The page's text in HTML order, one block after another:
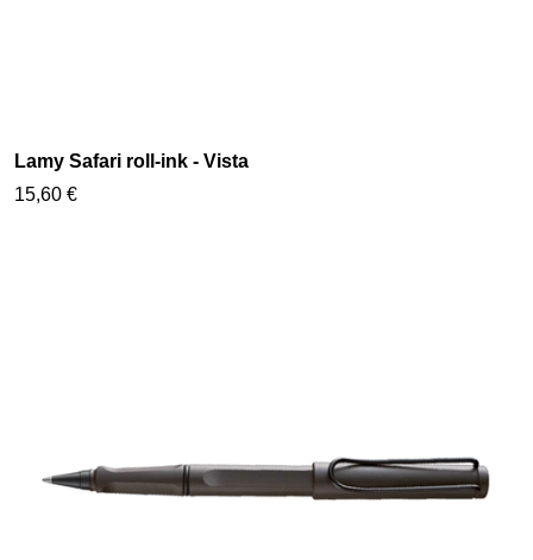
Lamy Safari roll-ink - Vista
15,60 €